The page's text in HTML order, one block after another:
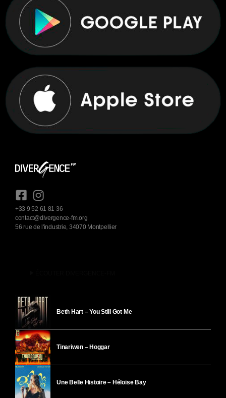
+33 9 52 61 81 36
contact@divergence-fm.org
56 rue de l'industrie, 34070 Montpellier
Beth Hart – You Still Got Me
Tinariwen – Hoggar
Une Belle Histoire – Héloïse Bay